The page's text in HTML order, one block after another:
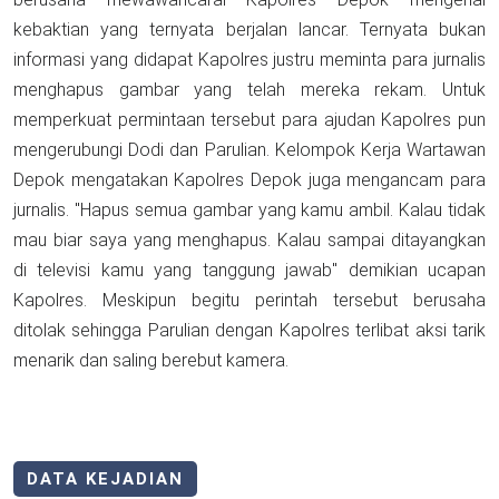
kebaktian yang ternyata berjalan lancar. Ternyata bukan
informasi yang didapat Kapolres justru meminta para jurnalis
menghapus gambar yang telah mereka rekam. Untuk
memperkuat permintaan tersebut para ajudan Kapolres pun
mengerubungi Dodi dan Parulian. Kelompok Kerja Wartawan
Depok mengatakan Kapolres Depok juga mengancam para
jurnalis. "Hapus semua gambar yang kamu ambil. Kalau tidak
mau biar saya yang menghapus. Kalau sampai ditayangkan
di televisi kamu yang tanggung jawab" demikian ucapan
Kapolres. Meskipun begitu perintah tersebut berusaha
ditolak sehingga Parulian dengan Kapolres terlibat aksi tarik
menarik dan saling berebut kamera.
DATA KEJADIAN